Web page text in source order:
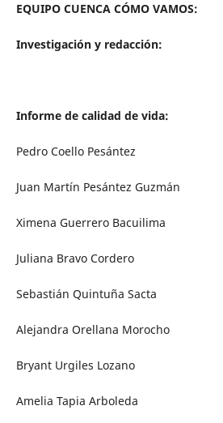
EQUIPO CUENCA CÓMO VAMOS:
Investigación y redacción:
Informe de calidad de vida:
Pedro Coello Pesántez
Juan Martín Pesántez Guzmán
Ximena Guerrero Bacuilima
Juliana Bravo Cordero
Sebastián Quintuña Sacta
Alejandra Orellana Morocho
Bryant Urgiles Lozano
Amelia Tapia Arboleda